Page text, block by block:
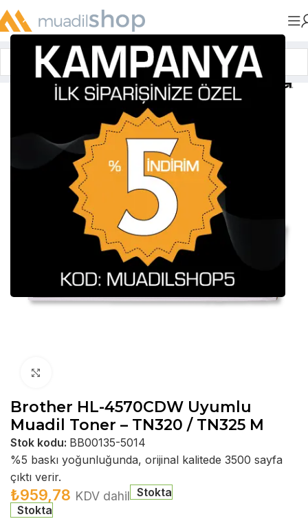
Anasayfa»Muadil Tonerler
Brother HL-4570CDW Uyumlu
Muadil Toner – TN320 / TN325 M
Stok kodu: BB00135-5014
%5 baskı yoğunluğunda, orijinal kalitede 3500 sayfa
çıktı verir.
₺959,78 KDV dahil Stokta
Stokta